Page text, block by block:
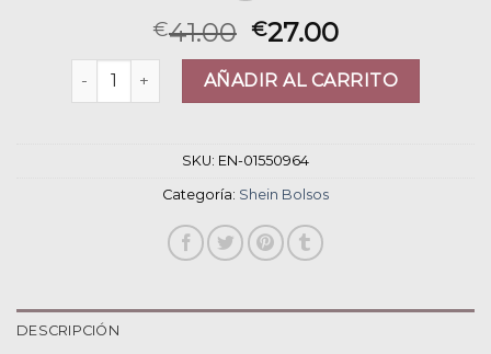
€41.00 €27.00
shein bolsos cantidadAÑADIR AL CARRITO
SKU: EN-01550964
Categoría: Shein Bolsos
DESCRIPCIÓN